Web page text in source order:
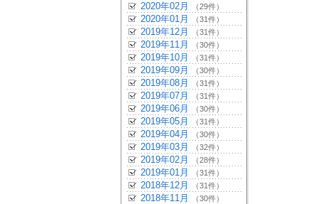
2020年02月 （29件）
2020年01月 （31件）
2019年12月 （31件）
2019年11月 （30件）
2019年10月 （31件）
2019年09月 （30件）
2019年08月 （31件）
2019年07月 （31件）
2019年06月 （30件）
2019年05月 （31件）
2019年04月 （30件）
2019年03月 （32件）
2019年02月 （28件）
2019年01月 （31件）
2018年12月 （31件）
2018年11月 （30件）